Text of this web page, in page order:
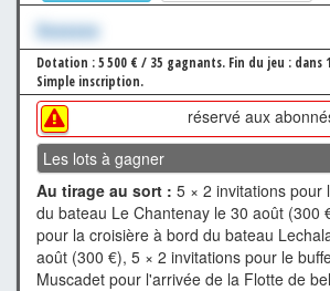
Xxxxxxx
Dotation : 5 500 € / 35 gagnants. Fin du jeu : dans
Simple inscription.
réservé aux
Les lots à gagner
Au tirage au sort : 5 × 2 invitations pour
du bateau Le Chantenay le 30 août (300
pour la croisière à bord du bateau
août (300 €), 5 × 2 invitations pour le
Muscadet pour l'arrivée de la Flotte de